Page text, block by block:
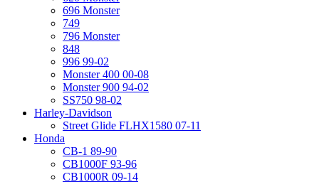
696 Monster
749
796 Monster
848
996 99-02
Monster 400 00-08
Monster 900 94-02
SS750 98-02
Harley-Davidson
Street Glide FLHX1580 07-11
Honda
CB-1 89-90
CB1000F 93-96
CB1000R 09-14